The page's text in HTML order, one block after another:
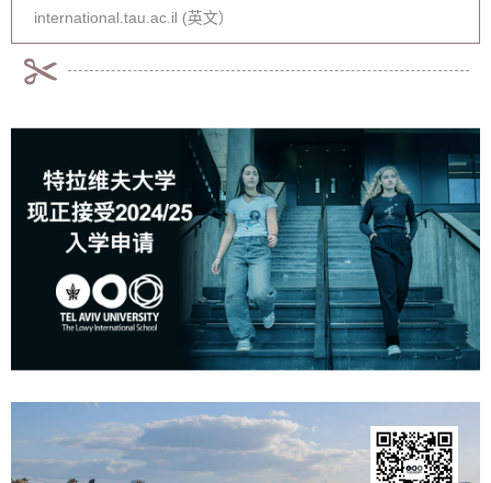
international.tau.ac.il (英文）